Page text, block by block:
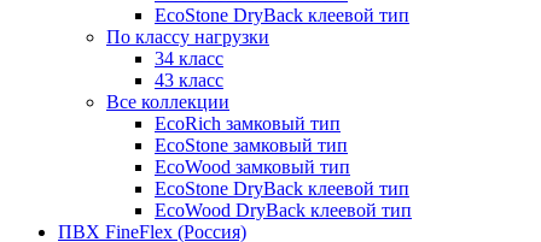
EcoStone DryBack клеевой тип
По классу нагрузки
34 класс
43 класс
Все коллекции
EcoRich замковый тип
EcoStone замковый тип
EcoWood замковый тип
EcoStone DryBack клеевой тип
EcoWood DryBack клеевой тип
ПВХ FineFlex (Россия)